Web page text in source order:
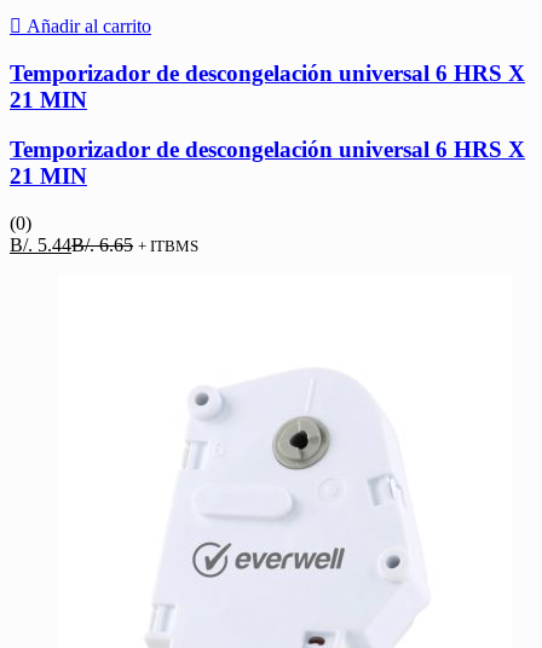
Añadir al carrito
Temporizador de descongelación universal 6 HRS X
21 MIN
Temporizador de descongelación universal 6 HRS X
21 MIN
(0)
B/. 5.44El
B/.6.65 El
+ ITBMS